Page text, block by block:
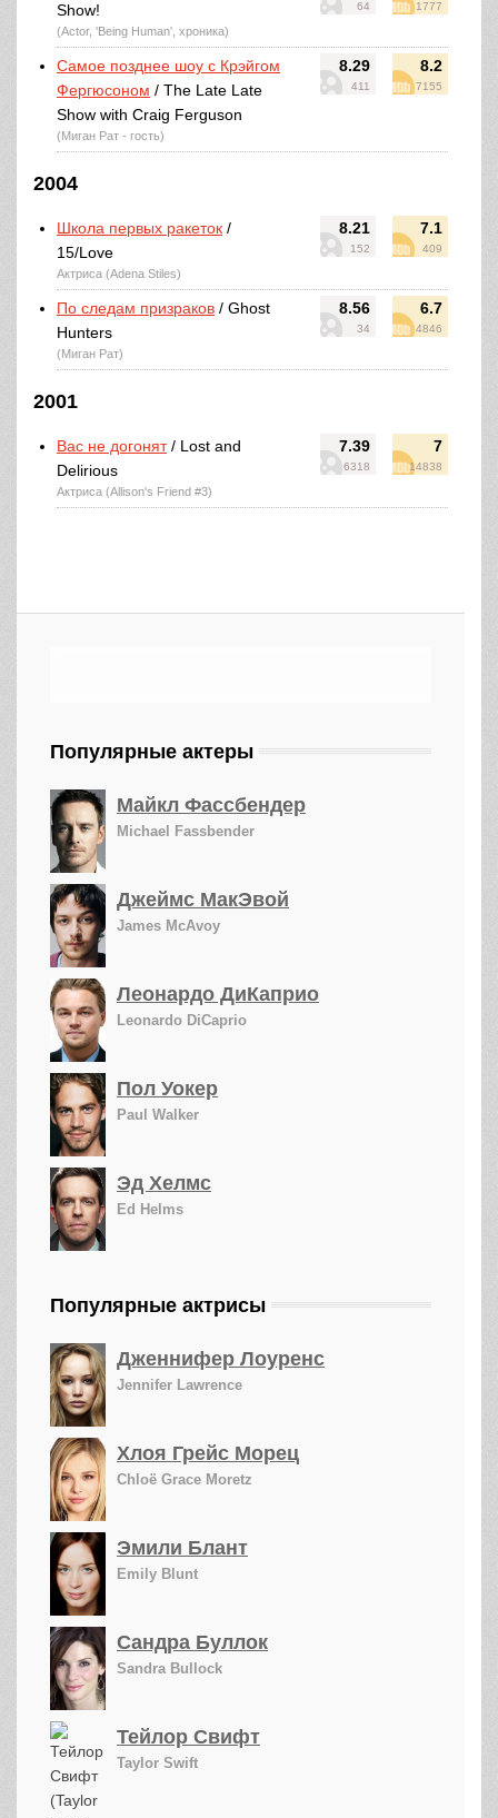
64 1777
Show!
(Actor, 'Being Human', хроника)
8.29
411
8.2
7155
Самое позднее шоу с Крэйгом
Фергюсоном / The Late Late
Show with Craig Ferguson
(Миган Рат - гость)
2004
8.21
152
7.1
409
Школа первых ракеток /
15/Love
Актриса (Adena Stiles)
8.56
34
6.7
4846
По следам призраков / Ghost
Hunters
(Миган Рат)
2001
7.39
6318
7
14838
Вас не догонят/ Lost and
Delirious
Актриса (Allison's Friend #3)
Популярные актеры
Майкл Фассбендер
Michael Fassbender
Джеймс МакЭвой
James McAvoy
Леонардо ДиКаприо
Leonardo DiCaprio
Пол Уокер
Paul Walker
Эд Хелмс
Ed Helms
Популярные актрисы
Дженнифер Лоуренс
Jennifer Lawrence
Хлоя Грейс Морец
Chloë Grace Moretz
Эмили Блант
Emily Blunt
Сандра Буллок
Sandra Bullock
Тейлор Свифт
Taylor Swift